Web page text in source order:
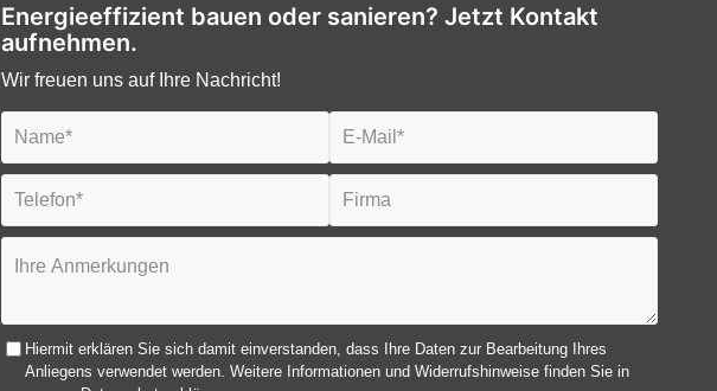
Energieeffizient bauen oder sanieren? Jetzt Kontakt
aufnehmen.
Wir freuen uns auf Ihre Nachricht!
Hiermit erklären Sie sich damit einverstanden, dass Ihre Daten zur Bearbeitung Ihres
Anliegens verwendet werden. Weitere Informationen und Widerrufshinweise finden Sie in